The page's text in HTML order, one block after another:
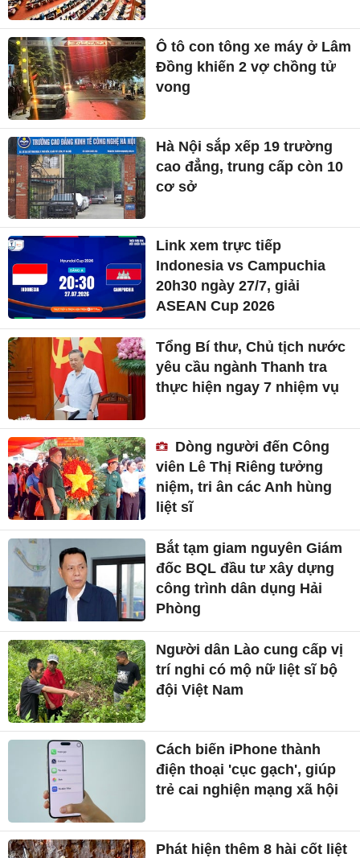
Ô tô con tông xe máy ở Lâm
Đồng khiến 2 vợ chồng tử
vong
Hà Nội sắp xếp 19 trường
cao đẳng, trung cấp còn 10
cơ sở
Link xem trực tiếp
Indonesia vs Campuchia
20h30 ngày 27/7, giải
ASEAN Cup 2026
Tổng Bí thư, Chủ tịch nước
yêu cầu ngành Thanh tra
thực hiện ngay 7 nhiệm vụ
Dòng người đến Công
viên Lê Thị Riêng tưởng
niệm, tri ân các Anh hùng
liệt sĩ
Bắt tạm giam nguyên Giám
đốc BQL đầu tư xây dựng
công trình dân dụng Hải
Phòng
Người dân Lào cung cấp vị
trí nghi có mộ nữ liệt sĩ bộ
đội Việt Nam
Cách biến iPhone thành
điện thoại 'cục gạch', giúp
trẻ cai nghiện mạng xã hội
Phát hiện thêm 8 hài cốt liệt